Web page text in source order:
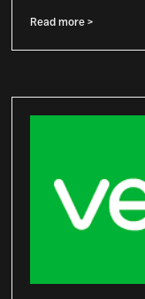
Read more >